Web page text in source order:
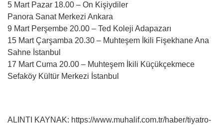
5 Mart Pazar 18.00 – On Kişiydiler
Panora Sanat Merkezi Ankara
9 Mart Perşembe 20.00 – Ted Koleji Adapazarı
15 Mart Çarşamba 20.30 – Muhteşem İkili Fişekhane Ana
Sahne İstanbul
17 Mart Cuma 20.00 – Muhteşem İkili Küçükçekmece
Sefaköy Kültür Merkezi İstanbul
ALINTI KAYNAK: https://www.muhalif.com.tr/haber/tiyatro-